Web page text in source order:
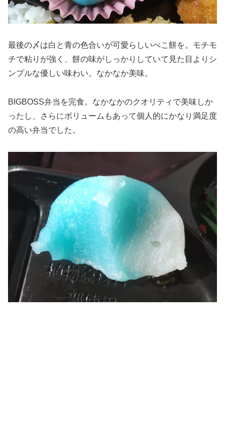
最後の〆は白と青の色合いが可愛らしいべこ餅を。モチモ
チで粘りが強く、餅の味がしっかりしていて見た目よりシ
ンプルな優しい味わい。なかなか美味。
BIGBOSS弁当を完食。なかなかのクオリティで美味しか
ったし、さらにボリュームもあって個人的にかなり満足度
の高い弁当でした。